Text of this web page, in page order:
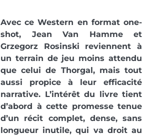
Avec ce Western en format one-
shot, Jean Van Hamme et
Grzegorz Rosinski reviennent à
un terrain de jeu moins attendu
que celui de Thorgal, mais tout
aussi propice à leur efficacité
narrative. L’intérêt du livre tient
d’abord à cette promesse tenue
d’un récit complet, dense, sans
longueur inutile, qui va droit au